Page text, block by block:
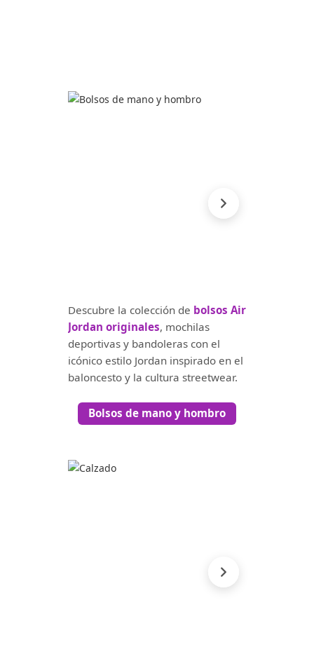
Descubre la colección de bolsos Air
Jordan originales, mochilas
deportivas y bandoleras con el
icónico estilo Jordan inspirado en el
baloncesto y la cultura streetwear.
Bolsos de mano y hombro